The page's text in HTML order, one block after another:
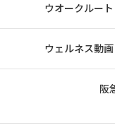
ウオークルート
ウェルネス動画
阪